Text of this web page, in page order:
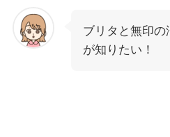
ブリタと無印の
が知りたい！